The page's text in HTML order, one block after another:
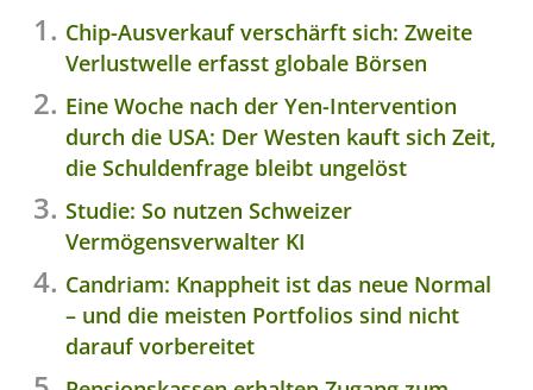
Chip-Ausverkauf verschärft sich: Zweite
Verlustwelle erfasst globale Börsen
Eine Woche nach der Yen-Intervention
durch die USA: Der Westen kauft sich Zeit,
die Schuldenfrage bleibt ungelöst
Studie: So nutzen Schweizer
Vermögensverwalter KI
Candriam: Knappheit ist das neue Normal
– und die meisten Portfolios sind nicht
darauf vorbereitet